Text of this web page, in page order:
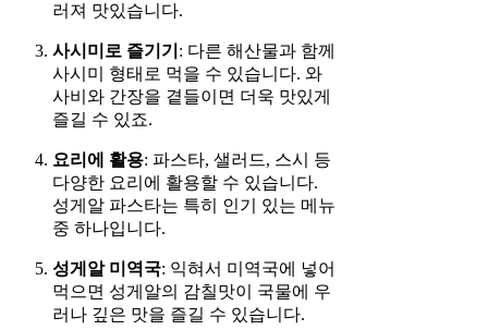
러져 맛있습니다.
사시미로 즐기기 : 다른 해산물과 함께
사시미 형태로 먹을 수 있습니다. 와
사비와 간장을 곁들이면 더욱 맛있게
즐길 수 있죠.
요리에 활용: 파스타, 샐러드, 스시 등
다양한 요리에 활용할 수 있습니다.
성게알 파스타는 특히 인기 있는 메뉴
중 하나입니다.
성게알 미역국: 익혀서 미역국에 넣어
먹으면 성게알의 감칠맛이 국물에 우
러나 깊은 맛을 즐길 수 있습니다.